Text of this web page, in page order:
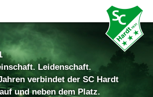
Leidenschaft.
verbindet der SC Hardt
und neben dem Platz.